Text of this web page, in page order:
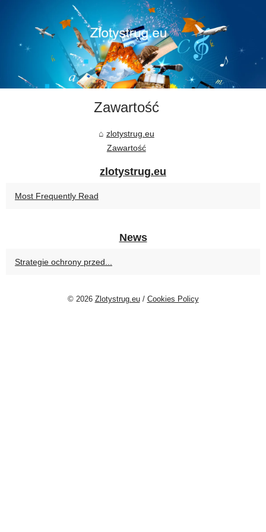
Zawartość
zlotystrug.eu
Zawartość
zlotystrug.eu
Most Frequently Read
News
Strategie ochrony przed...
© 2026 Zlotystrug.eu/ Cookies Policy